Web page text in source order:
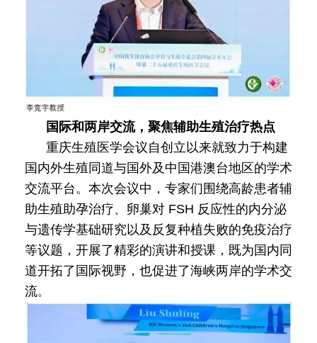
国际和两岸交流，聚焦辅助生殖治疗热点
重庆生殖医学会议自创立以来就致力于构建
国内外生殖同道与国外及中国港澳台地区的学术
交流平台。本次会议中，专家们围绕高龄患者辅
助生殖助孕治疗、卵巢对 FSH 反应性的内分泌
与遗传学基础研究以及反复种植失败的免疫治疗
等议题，开展了精彩的演讲和授课，既为国内同
道开拓了国际视野，也促进了海峡两岸的学术交
流。